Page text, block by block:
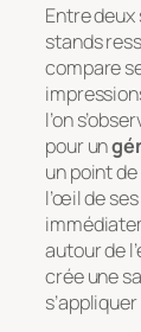
Entre deux
stands
compare
l’on
pour un
un point
l’œil de
autour de
crée une